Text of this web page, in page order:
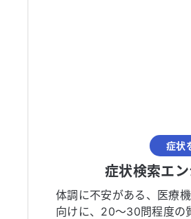
症状
症状検索エン
体調に不安がある、医療
向けに、20〜30問程度の